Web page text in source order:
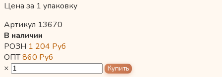
Цена за 1 упаковку
Артикул 13670
В наличии
РОЗН 1 204 Руб
ОПТ860 Руб
×